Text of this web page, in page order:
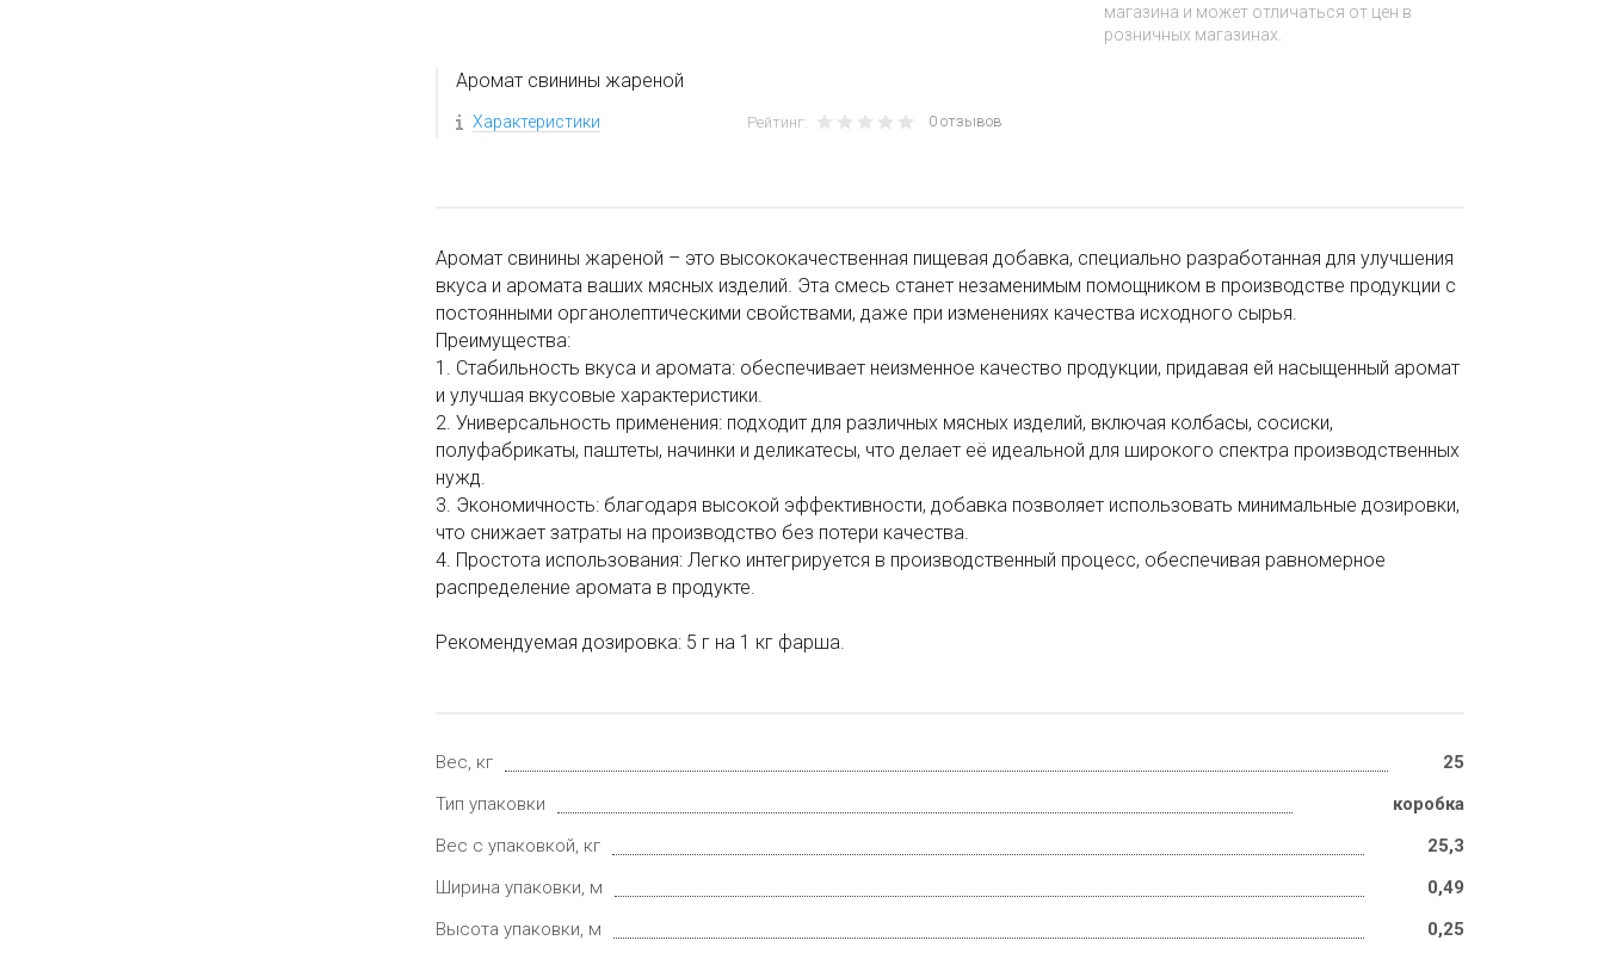
Аромат свинины жареной
Характеристики Рейтинг: 0 отзывов
магазина и может отличаться от цен в
розничных магазинах.
Аромат свинины жареной – это высококачественная пищевая добавка, специально разработанная для улучшения
вкуса и аромата ваших мясных изделий. Эта смесь станет незаменимым помощником в производстве продукции с
постоянными органолептическими свойствами, даже при изменениях качества исходного сырья.
Преимущества:
1. Стабильность вкуса и аромата: обеспечивает неизменное качество продукции, придавая ей насыщенный аромат
и улучшая вкусовые характеристики.
2. Универсальность применения: подходит для различных мясных изделий, включая колбасы, сосиски,
полуфабрикаты, паштеты, начинки и деликатесы, что делает её идеальной для широкого спектра производственных
нужд.
3. Экономичность: благодаря высокой эффективности, добавка позволяет использовать минимальные дозировки,
что снижает затраты на производство без потери качества.
4. Простота использования: Легко интегрируется в производственный процесс, обеспечивая равномерное
распределение аромата в продукте.
Рекомендуемая дозировка: 5 г на 1 кг фарша.
Вес, кг
25
Тип упаковки
коробка
Вес с упаковкой, кг
25,3
Ширина упаковки, м
0,49
Высота упаковки, м
0,25